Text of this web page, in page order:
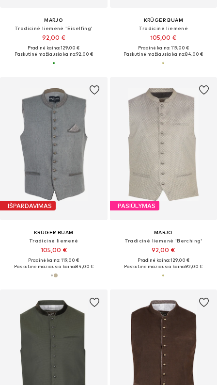
MARJO
Tradicinė liemenė 'Eiselfing'
92,00 €
Pradinė kaina: 129,00 €
Paskutinė mažiausia kaina:92,00 €
KRÜGER BUAM
Tradicinė liemenė
105,00 €
Pradinė kaina: 119,00 €
Paskutinė mažiausia kaina:84,00 €
IŠPARDAVIMAS
KRÜGER BUAM
Tradicinė liemenė
105,00 €
Pradinė kaina: 119,00 €
Paskutinė mažiausia kaina:84,00 €
PASIŪLYMAS
MARJO
Tradicinė liemenė 'Berching'
92,00 €
Pradinė kaina: 129,00 €
Paskutinė mažiausia kaina:92,00 €